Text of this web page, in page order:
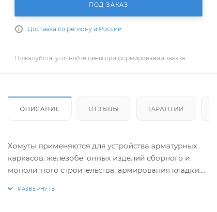
ПОД ЗАКАЗ
Доставка по региону и России
Пожалуйста, уточняйте цены при формировании заказа.
ОПИСАНИЕ ОТЗЫВЫ ГАРАНТИИ
Хомуты применяются для устройства арматурных
каркасов, железобетонных изделий сборного и
монолитного строительства, армирования кладки.